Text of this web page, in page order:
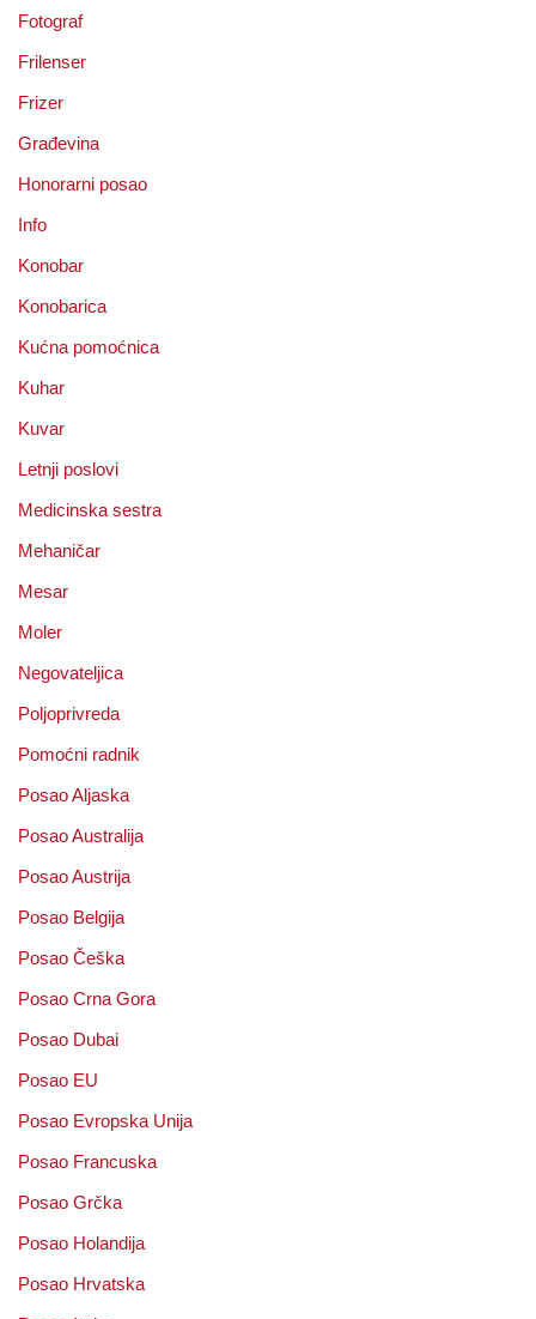
Fotograf
Frilenser
Frizer
Građevina
Honorarni posao
Info
Konobar
Konobarica
Kućna pomoćnica
Kuhar
Kuvar
Letnji poslovi
Medicinska sestra
Mehaničar
Mesar
Moler
Negovateljica
Poljoprivreda
Pomoćni radnik
Posao Aljaska
Posao Australija
Posao Austrija
Posao Belgija
Posao Češka
Posao Crna Gora
Posao Dubai
Posao EU
Posao Evropska Unija
Posao Francuska
Posao Grčka
Posao Holandija
Posao Hrvatska